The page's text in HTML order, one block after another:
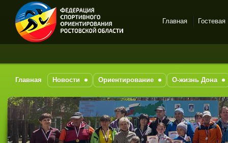
Спортивное
на-Дону
Главная Гостевая
Главная Новости Ориентирование О-жизнь Дона